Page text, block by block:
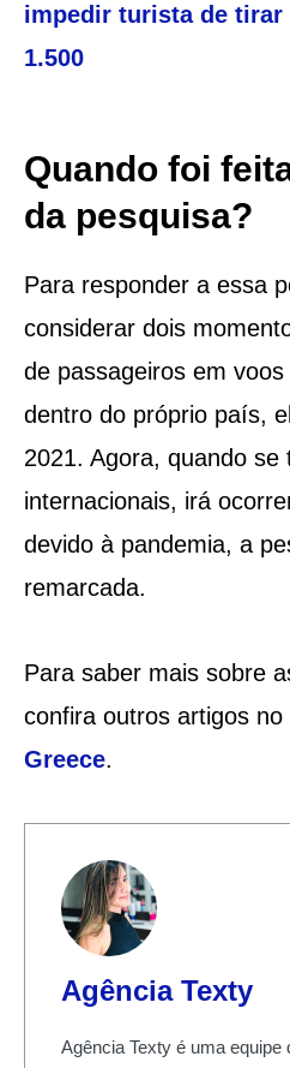
impedir turista de tirar
1.500
Quando foi
da pesquisa?
Para responder a essa
considerar dois
de passageiros em
dentro do próprio país,
2021. Agora, quando se
internacionais, irá
devido à pandemia, a
remarcada.
Para saber mais sobre
confira outros artigos no
Greece.
Agência Texty
Agência Texty é uma equipe